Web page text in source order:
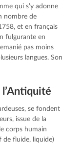
qui s’y adonne
nombre de
et en français
fulgurante en
pas moins
langues. Son
se fondent
issue de la
corps humain
de fluide, liquide)